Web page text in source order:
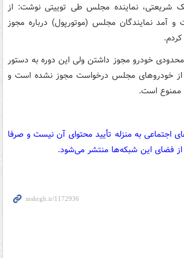
شریعتی، نماینده مجلس طی توییتی نوشت: از
آمد نمایندگان مجلس (موتورپول) درباره مجوز
خودرو مجوز داشتن ولی این دوره به دستور
از خودروهای مجلس درخواست مجوز نشده است و
ممنوع است.
اجتماعی به منزله تأیید محتوای آن نیست و صرفا
فضای این شبکه‌ها منتشر می‌شود.